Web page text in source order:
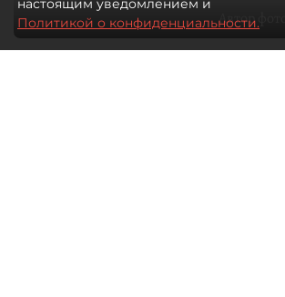
Автор фото:
настоящим уведомлением и
Политикой о конфиденциальности.